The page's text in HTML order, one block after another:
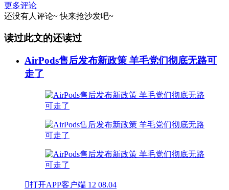
更多评论
还没有人评论~ 快来抢沙发吧~
读过此文的还读过
AirPods售后发布新政策 羊毛党们彻底无路可
走了
打开APP客户端 12 08.04